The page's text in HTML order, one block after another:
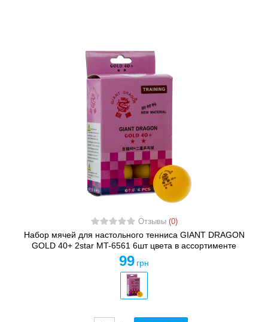
Отзывы (0)
Набор мячей для настольного тенниса GIANT DRAGON
GOLD 40+ 2star MT-6561 6шт цвета в ассортименте
99 грн